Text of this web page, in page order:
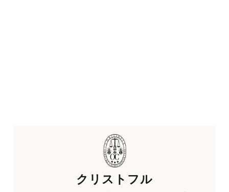
クリストフル